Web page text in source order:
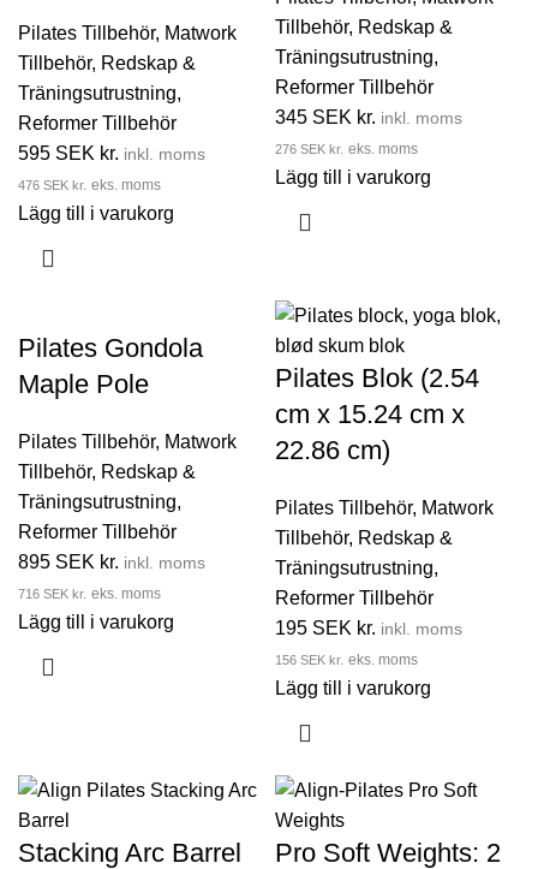
Pilates Tillbehör, Matwork
Tillbehör, Redskap &
Träningsutrustning,
Reformer Tillbehör
595 SEK kr. inkl. moms
476 SEK kr. eks. moms
Lägg till i varukorg
Tillbehör, Redskap &
Träningsutrustning,
Reformer Tillbehör
345 SEK kr. inkl. moms
276 SEK kr. eks. moms
Lägg till i varukorg
Pilates Gondola
Maple Pole
Pilates Tillbehör, Matwork
Tillbehör, Redskap &
Träningsutrustning,
Reformer Tillbehör
895 SEK kr. inkl. moms
716 SEK kr. eks. moms
Lägg till i varukorg
Pilates Blok (2.54
cm x 15.24 cm x
22.86 cm)
Pilates Tillbehör, Matwork
Tillbehör, Redskap &
Träningsutrustning,
Reformer Tillbehör
195 SEK kr. inkl. moms
156 SEK kr. eks. moms
Lägg till i varukorg
Stacking Arc Barrel
Pro Soft Weights: 2